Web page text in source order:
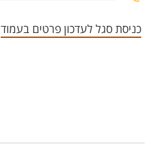
כניסת סגל לעדכון פרטים בעמוד